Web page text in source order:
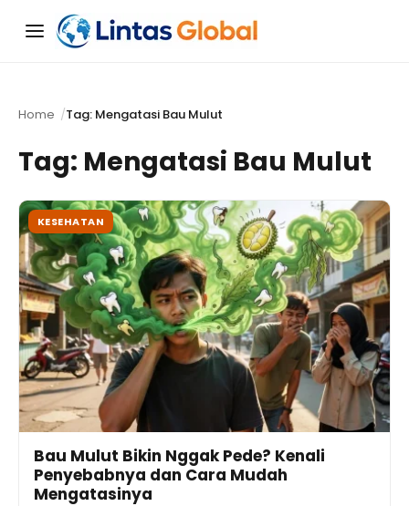
Menu
Home Tag: Mengatasi Bau Mulut
Tag: Mengatasi Bau Mulut
KESEHATAN
Bau Mulut Bikin Nggak Pede? Kenali
Penyebabnya dan Cara Mudah
Mengatasinya